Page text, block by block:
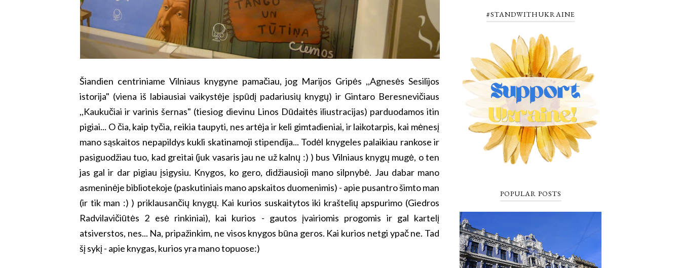
Šiandien centriniame Vilniaus knygyne pamačiau, jog Marijos Gripės ,,Agnesės Sesilijos
istorija" (viena iš labiausiai vaikystėje įspūdį padariusių knygų) ir Gintaro Beresnevičiaus
,,Kaukučiai ir varinis šernas" (tiesiog dievinu Linos Dūdaitės iliustracijas) parduodamos itin
pigiai... O čia, kaip tyčia, reikia taupyti, nes artėja ir keli gimtadieniai, ir laikotarpis, kai mėnesį
mano sąskaitos nepapildys kukli skatinamoji stipendija... Todėl knygeles palaikiau rankose ir
pasiguodžiau tuo, kad greitai (juk vasaris jau ne už kalnų :) ) bus Vilniaus knygų mugė, o ten
jas gal ir dar pigiau įsigysiu. Knygos, ko gero, didžiausioji mano silpnybė. Jau dabar mano
asmeninėje bibliotekoje (paskutiniais mano apskaitos duomenimis) - apie pusantro šimto man
(ir tik man :) ) priklausančių knygų. Kai kurios suskaitytos iki kraštelių apspurimo (Giedros
Radvilavičiūtės 2 esė rinkiniai), kai kurios - gautos įvairiomis progomis ir gal kartelį
atsiverstos, nes... Na, pripažinkim, ne visos knygos būna geros. Kai kurios netgi ypač ne. Tad
šį sykį - apie knygas, kurios yra mano topuose:)
#STANDWITHUKRAINE
POPULAR POSTS